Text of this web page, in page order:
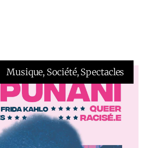
Musique, Société, Spectacles